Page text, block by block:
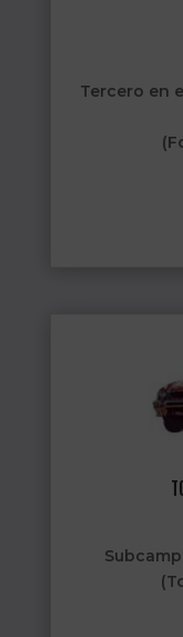
Tercero en